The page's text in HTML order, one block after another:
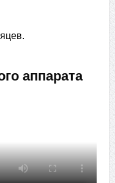
аппарата